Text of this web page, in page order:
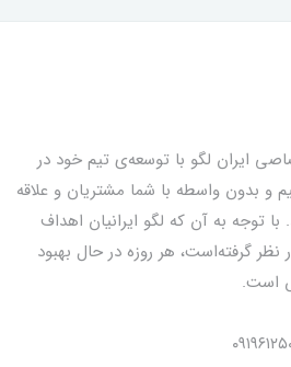
ایران لگو با توسعه‌ی تیم خود در
بدون واسطه با شما مشتریان و علاقه
با توجه به آن که لگو ایرانیان اهداف
نظر گرفته‌است، هر روزه در حال بهبود
است.